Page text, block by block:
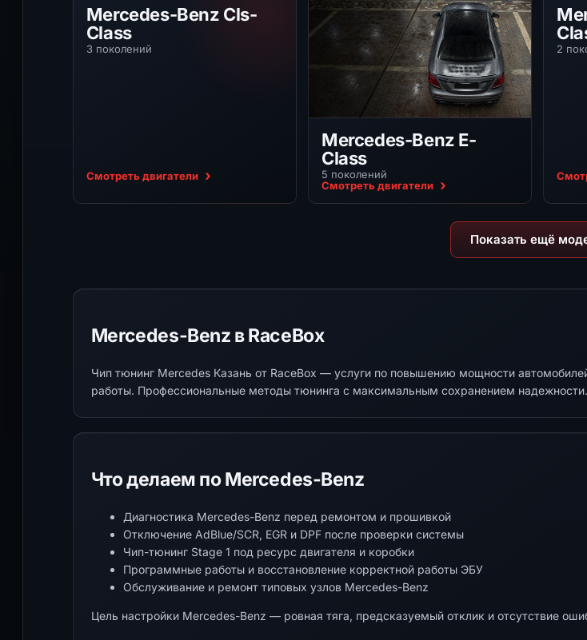
Mercedes-Benz Cls-Class
Mercedes-Benz Cls-
Class
3 поколений
Смотреть двигатели
Mercedes-Benz E-
Class
5 поколений
Смотреть двигатели
2
Показать ещё
Mercedes-Benz в RaceBox
Чип тюнинг Mercedes Казань от RaceBox — услуги по повышению мощности
работы. Профессиональные методы тюнинга с максимальным сохранением
Что делаем по Mercedes-Benz
Диагностика Mercedes-Benz перед ремонтом и прошивкой
Отключение AdBlue/SCR, EGR и DPF после проверки системы
Чип-тюнинг Stage 1 под ресурс двигателя и коробки
Программные работы и восстановление корректной работы ЭБУ
Обслуживание и ремонт типовых узлов Mercedes-Benz
Цель настройки Mercedes-Benz — ровная тяга, предсказуемый отклик и отсутствие